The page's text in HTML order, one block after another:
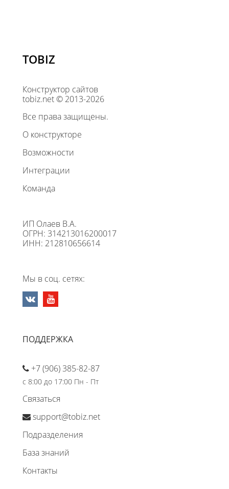
TOBIZ
Конструктор сайтов
tobiz.net © 2013-2026
Все права защищены.
О конструкторе
Возможности
Интеграции
Команда
ИП Олаев В.А.
ОГРН: 314213016200017
ИНН: 212810656614
Мы в соц. сетях:
ПОДДЕРЖКА
+7 (906) 385-82-87
с 8:00 до 17:00 Пн - Пт
Связаться
support@tobiz.net
Подразделения
База знаний
Контакты